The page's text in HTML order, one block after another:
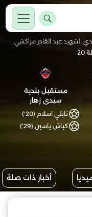
الشهيد عبد القادر مراكشي
20
مستقبل بلدية
سيدى زهار
نايلي اسلام (20')
كباش ياسين (29')
أخبار ذات صلة